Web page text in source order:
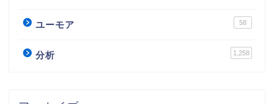
ユーモア 58
分析 1,258